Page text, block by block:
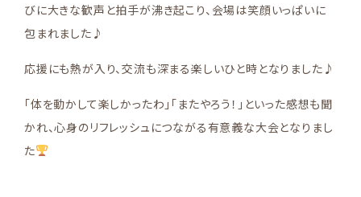
びに大きな歓声と拍手が沸き起こり、会場は笑顔いっぱいに
包まれました♪
応援にも熱が入り、交流も深まる楽しいひと時となりました♪
「体を動かして楽しかったわ」「またやろう！」といった感想も聞
かれ、心身のリフレッシュにつながる有意義な大会となりまし
た